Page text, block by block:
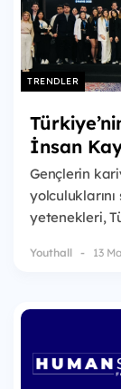
TRENDLER
İnsan
Gençlerin
yetenekleri,
Youthall 13